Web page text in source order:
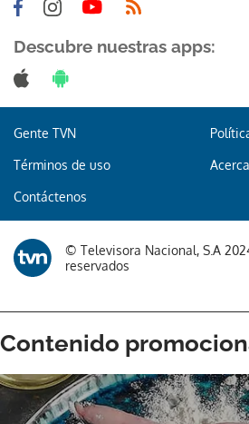
Descubre nuestras apps:
Gente TVN
Términos de uso
Contáctenos
© Televisora Nacional, S.A
reservados